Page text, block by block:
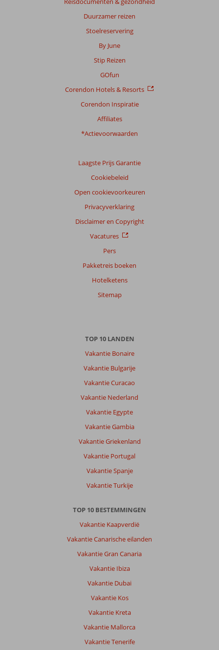
Duurzamer reizen
Stoelreservering
By June
Stip Reizen
GOfun
Corendon Hotels & Resorts
Corendon Inspiratie
Affiliates
*Actievoorwaarden
Laagste Prijs Garantie
Cookiebeleid
Open cookievoorkeuren
Privacyverklaring
Disclaimer en Copyright
Vacatures
Pers
Pakketreis boeken
Hotelketens
Sitemap
TOP 10 LANDEN
Vakantie Bonaire
Vakantie Bulgarije
Vakantie Curacao
Vakantie Nederland
Vakantie Egypte
Vakantie Gambia
Vakantie Griekenland
Vakantie Portugal
Vakantie Spanje
Vakantie Turkije
TOP 10 BESTEMMINGEN
Vakantie Kaapverdië
Vakantie Canarische eilanden
Vakantie Gran Canaria
Vakantie Ibiza
Vakantie Dubai
Vakantie Kos
Vakantie Kreta
Vakantie Mallorca
Vakantie Tenerife